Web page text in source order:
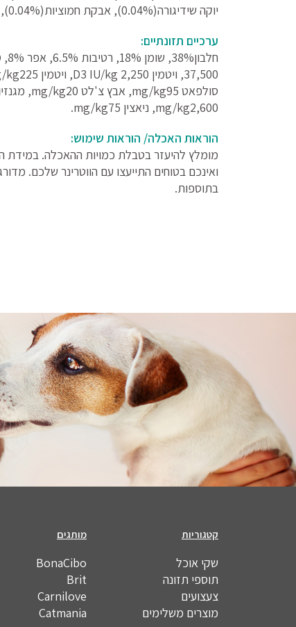
יוקה שידיגורה(0.04%), אבקת חמוציות(0.04%), פסיליום(0.04%).
ערכיים תזונתיים:
mg/kg2,600, ניאצין mg/kg75.
הוראות האכלה/ הוראות שימוש:
מומלץ להיעזר בטבלת כמויות ההאכלה. במידת
בתוספות.
קטגוריות
שקי אוכל
תוספי תזונה
צעצועים
מוצרים משלימים
מותגים
BonaCibo
Brit
Carnilove
Catmania